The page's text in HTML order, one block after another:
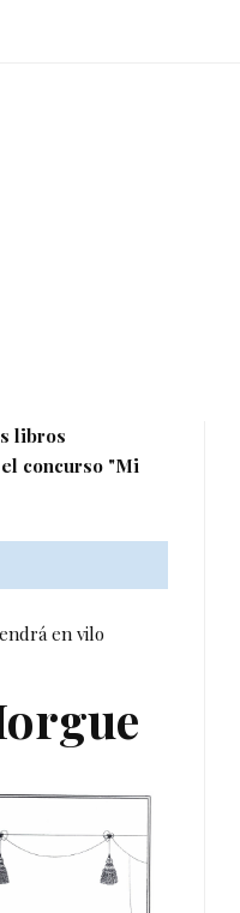
libros
concurso "Mi
en vilo